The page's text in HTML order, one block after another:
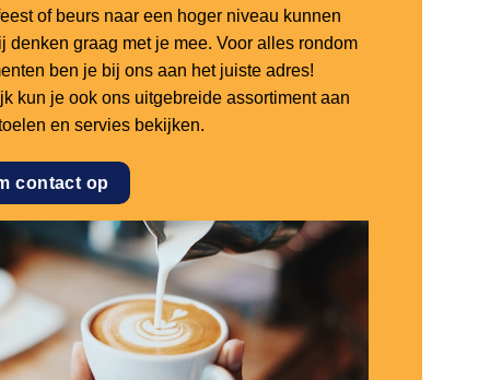
of beurs naar een hoger niveau kunnen
denken graag met je mee. Voor alles rondom
ben je bij ons aan het juiste adres!
kun je ook ons uitgebreide assortiment aan
en servies bekijken.
contact op